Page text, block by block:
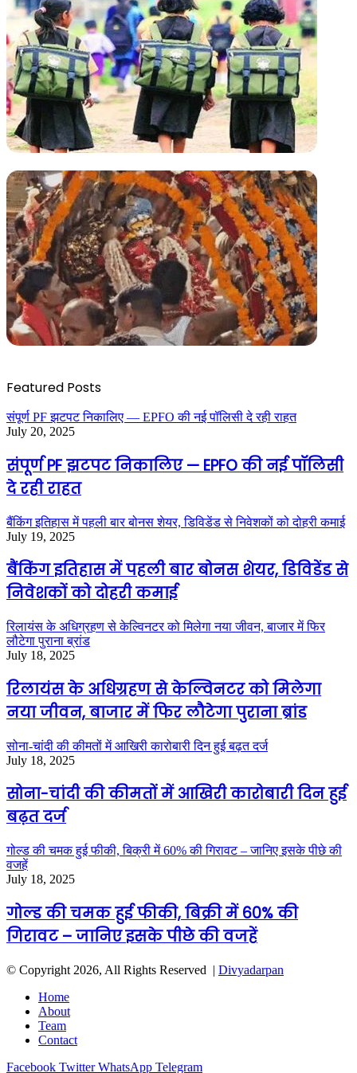
Featured Posts
संपूर्ण PF झटपट निकालिए — EPFO की नई पॉलिसी दे रही राहत
July 20, 2025
संपूर्ण PF झटपट निकालिए — EPFO की नई पॉलिसी
दे रही राहत
बैंकिंग इतिहास में पहली बार बोनस शेयर, डिविडेंड से निवेशकों को दोहरी कमाई
July 19, 2025
बैंकिंग इतिहास में पहली बार बोनस शेयर, डिविडेंड से
निवेशकों को दोहरी कमाई
रिलायंस के अधिग्रहण से केल्विनटर को मिलेगा नया जीवन, बाजार में फिर
लौटेगा पुराना ब्रांड
July 18, 2025
रिलायंस के अधिग्रहण से केल्विनटर को मिलेगा
नया जीवन, बाजार में फिर लौटेगा पुराना ब्रांड
सोना-चांदी की कीमतों में आखिरी कारोबारी दिन हुई बढ़त दर्ज
July 18, 2025
सोना-चांदी की कीमतों में आखिरी कारोबारी दिन हुई
बढ़त दर्ज
गोल्ड की चमक हुई फीकी, बिक्री में 60% की गिरावट – जानिए इसके पीछे की
वजहें
July 18, 2025
गोल्ड की चमक हुई फीकी, बिक्री में 60% की
गिरावट – जानिए इसके पीछे की वजहें
© Copyright 2026, All Rights Reserved | Divyadarpan
Home
About
Team
Contact
Facebook Twitter WhatsApp Telegram